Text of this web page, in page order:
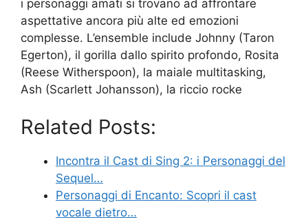
i personaggi amati si trovano ad affrontare
aspettative ancora più alte ed emozioni
complesse. L’ensemble include Johnny (Taron
Egerton), il gorilla dallo spirito profondo, Rosita
(Reese Witherspoon), la maiale multitasking,
Ash (Scarlett Johansson), la riccio rocke
Related Posts:
Incontra il Cast di Sing 2: i Personaggi del
Sequel…
Personaggi di Encanto: Scopri il cast
vocale dietro…